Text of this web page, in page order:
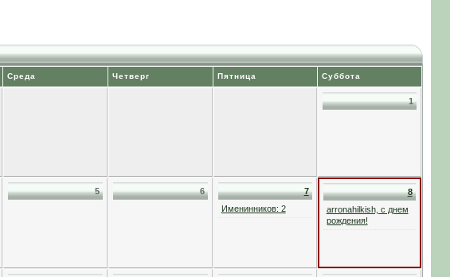
Среда Четверг Пятница Суббота
1
5 6
7
Именинников: 2
8
arronahilkish, с днем
рождения!